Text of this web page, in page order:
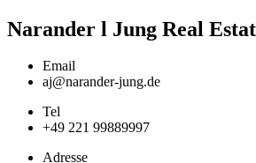
Narander l Jung Real
Email
aj@narander-jung.de
Tel
+49 221 99889997
Adresse